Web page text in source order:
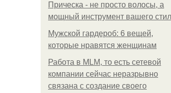
Прическа - не просто волосы, а
мощный инструмент вашего
Мужской гардероб: 6 вещей,
которые нравятся женщинам
Работа в MLM, то есть сетевой
компании сейчас неразрывно
связана с создание своего